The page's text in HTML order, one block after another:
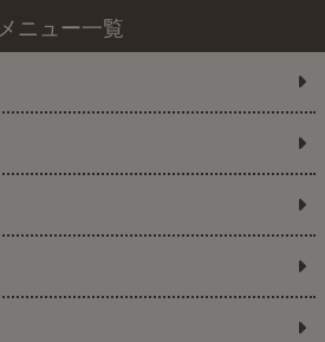
メニュー一覧